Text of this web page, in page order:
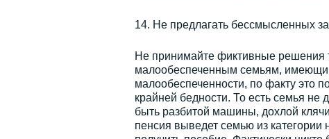
14. Не предлагать бессмысленных
Не принимайте фиктивные решения
малообеспеченным семьям,
малообеспеченности, по факту это
крайней бедности. То есть семья не
быть разбитой машины, дохлой
пенсия выведет семью из